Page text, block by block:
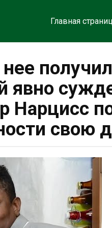
Главная
явно
Нарцисс
свою